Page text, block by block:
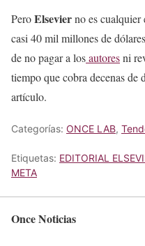
PeroElsevierno es cualquier
casi 40 mil millones de
de no pagar a losautoresni
tiempo que cobra decenas de
artículo.
Categorías: ONCE LAB,
Etiquetas: EDITORIAL
META
Once Noticias